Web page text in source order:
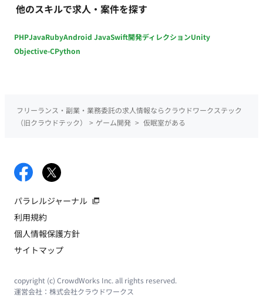
他のスキルで求人・案件を探す
PHPJavaRubyAndroid JavaSwift開発ディレクションUnity
Objective-CPython
フリーランス・副業・業務委託の求人情報ならクラウドワークステック
（旧クラウドテック）
> ゲーム開発 > 仮眠室がある
パラレルジャーナル
利用規約
個人情報保護方針
サイトマップ
copyright (c) CrowdWorks Inc. all rights reserved.
運営会社： 株式会社クラウドワークス